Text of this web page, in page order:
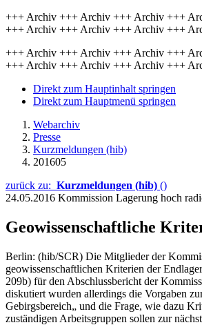
+++ Archiv +++ Archiv +++ Archiv +++
+++ Archiv +++ Archiv +++ Archiv +++
+++ Archiv +++ Archiv +++ Archiv +++
+++ Archiv +++ Archiv +++ Archiv +++
Direkt zum Hauptinhalt springen
Direkt zum Hauptmenü springen
Webarchiv
Presse
Kurzmeldungen (hib)
201605
zurück zu: Kurzmeldungen (hib) ()
24.05.2016 Kommission Lagerung hoch
Geowissenschaftliche
Berlin: (hib/SCR) Die Mitglieder der
geowissenschaftlichen Kriterien der
209b) für den Abschlussbericht der
diskutiert wurden allerdings die Vorgaben
Gebirgsbereich„ und die Frage, wie dazu
zuständigen Arbeitsgruppen sollen zur